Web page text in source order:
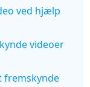
ved hjælp
videoer
fremskynde